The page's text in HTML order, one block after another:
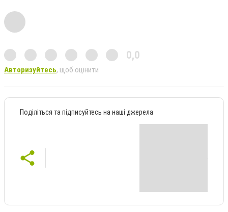
0,0
Авторизуйтесь, щоб оцінити
Поділіться та підписуйтесь на наші джерела